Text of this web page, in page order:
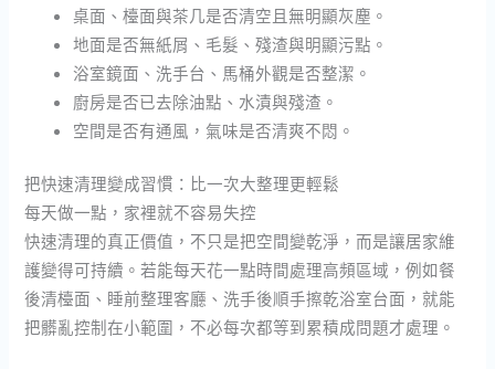
桌面、檯面與茶几是否清空且無明顯灰塵。
地面是否無紙屑、毛髮、殘渣與明顯污點。
浴室鏡面、洗手台、馬桶外觀是否整潔。
廚房是否已去除油點、水漬與殘渣。
空間是否有通風，氣味是否清爽不悶。
把快速清理變成習慣：比一次大整理更輕鬆
每天做一點，家裡就不容易失控
快速清理的真正價值，不只是把空間變乾淨，而是讓居家維
護變得可持續。若能每天花一點時間處理高頻區域，例如餐
後清檯面、睡前整理客廳、洗手後順手擦乾浴室台面，就能
把髒亂控制在小範圍，不必每次都等到累積成問題才處理。